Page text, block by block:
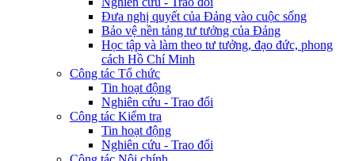
Đưa nghị quyết của Đảng vào cuộc sống
Bảo vệ nền tảng tư tưởng của Đảng
Học tập và làm theo tư tưởng, đạo đức, phong
cách Hồ Chí Minh
Công tác Tổ chức
Tin hoạt động
Nghiên cứu - Trao đổi
Công tác Kiểm tra
Tin hoạt động
Nghiên cứu - Trao đổi